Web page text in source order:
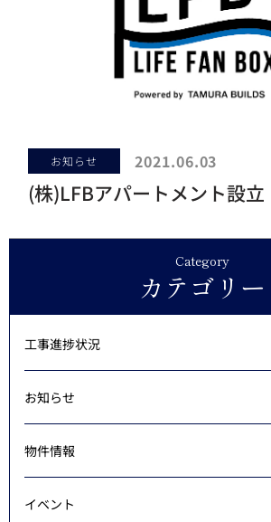
お知らせ 2021.06.03
(株)LFBアパートメント設立
Category
カテゴリー
工事進捗状況
お知らせ
物件情報
イベント